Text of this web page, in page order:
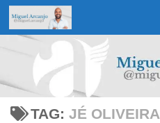
Skip to content
TAG: JÉ OLIVEIRA